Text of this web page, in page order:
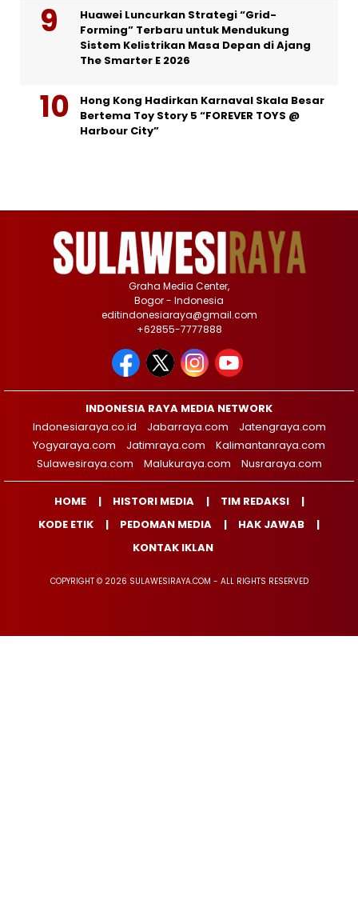
Huawei Luncurkan Strategi “Grid-
Forming” Terbaru untuk Mendukung
Sistem Kelistrikan Masa Depan di Ajang
The Smarter E 2026
Hong Kong Hadirkan Karnaval Skala Besar
Bertema Toy Story 5 “FOREVER TOYS @
Harbour City”
Graha Media Center,
Bogor - Indonesia
editindonesiaraya@gmail.com
+62855-7777888
INDONESIA RAYA MEDIA NETWORK
Indonesiaraya.co.id
Jabarraya.com
Jatengraya.com
Yogyaraya.com
Jatimraya.com
Kalimantanraya.com
Sulawesiraya.com
Malukuraya.com Nusraraya.com
HOME HISTORI MEDIA
TIM REDAKSI
KODE ETIK
PEDOMAN MEDIA
HAK JAWAB
KONTAK IKLAN
COPYRIGHT © 2026 SULAWESIRAYA.COM - ALL RIGHTS RESERVED